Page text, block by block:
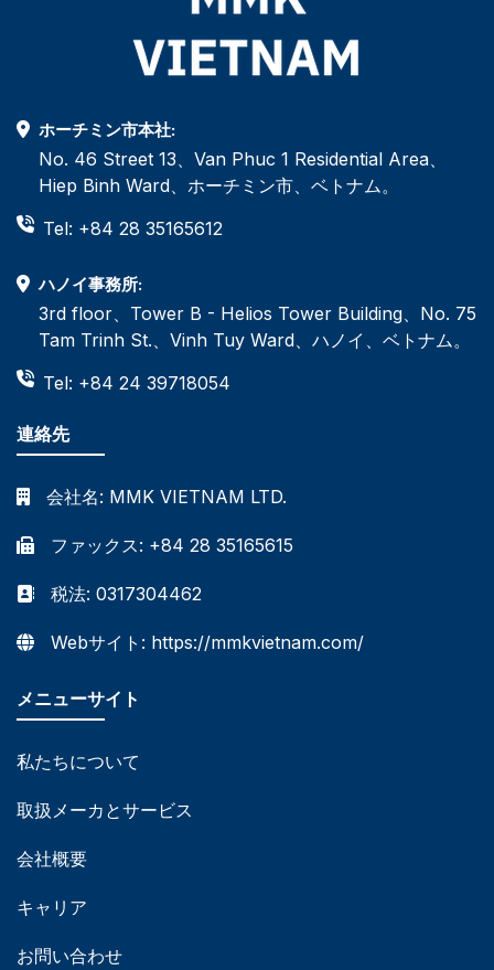
ホーチミン市本社:
No. 46 Street 13、Van Phuc 1 Residential Area、
Hiep Binh Ward、ホーチミン市、ベトナム。
Tel: +84 28 35165612
ハノイ事務所:
3rd floor、Tower B - Helios Tower Building、No. 75
Tam Trinh St.、Vinh Tuy Ward、ハノイ、ベトナム。
Tel: +84 24 39718054
連絡先
会社名: MMK VIETNAM LTD.
ファックス: +84 28 35165615
税法: 0317304462
Webサイト: https://mmkvietnam.com/
メニューサイト
私たちについて
取扱メーカとサービス
会社概要
キャリア
お問い合わせ